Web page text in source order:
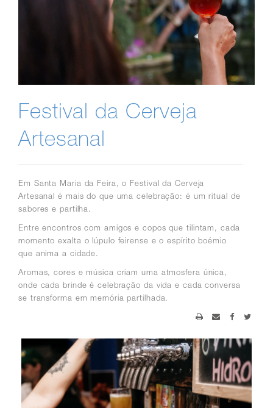
Festival da Cerveja
Artesanal
Em Santa Maria da Feira, o Festival da Cerveja
Artesanal é mais do que uma celebração: é um ritual de
sabores e partilha.
Entre encontros com amigos e copos que tilintam, cada
momento exalta o lúpulo feirense e o espírito boémio
que anima a cidade.
Aromas, cores e música criam uma atmosfera única,
onde cada brinde é celebração da vida e cada conversa
se transforma em memória partilhada.